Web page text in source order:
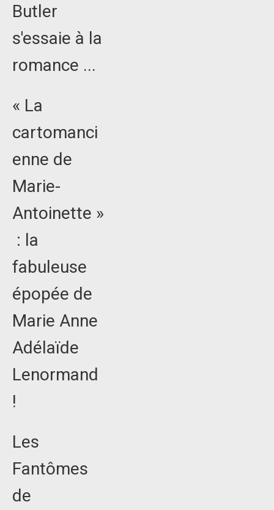
Butler
s'essaie à la
romance ...
« La
cartomanci
enne de
Marie-
Antoinette »
: la
fabuleuse
épopée de
Marie Anne
Adélaïde
Lenormand
!
Les
Fantômes
de